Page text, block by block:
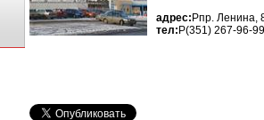
адрес: Pпр. Ленина,
тел: P(351) 267-96-